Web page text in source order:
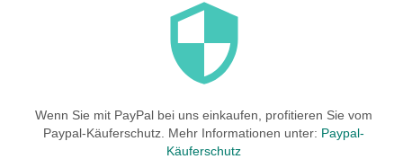
Wenn Sie mit PayPal bei uns einkaufen, profitieren Sie vom
Paypal-Käuferschutz. Mehr Informationen unter: Paypal-
Käuferschutz